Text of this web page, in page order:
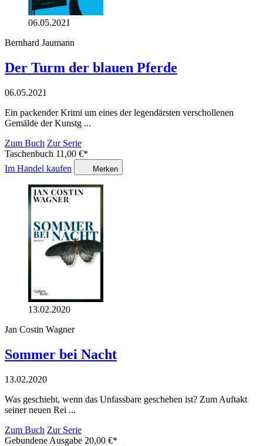
06.05.2021
Bernhard Jaumann
Der Turm der blauen Pferde
06.05.2021
Ein packender Krimi um eines der legendärsten verschollenen
Gemälde der Kunstg ...
Zum Buch Zur Serie
Taschenbuch 11,00 €*
Im Handel kaufen
Merken
13.02.2020
Jan Costin Wagner
Sommer bei Nacht
13.02.2020
Was geschieht, wenn das Unfassbare geschehen ist? Zum Auftakt
seiner neuen Rei ...
Zum Buch Zur Serie
Gebundene Ausgabe 20,00 €*